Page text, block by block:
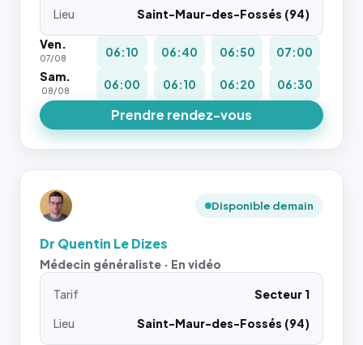
Lieu
Saint-Maur-des-Fossés (94)
Ven.
07/08 06:10 06:40 06:50
07:00
Sam.
08/08 06:00 06:10 06:20 06:30
Prendre rendez-vous
Disponible demain
Dr Quentin Le Dizes
Médecin généraliste · En vidéo
Tarif
Secteur 1
Lieu
Saint-Maur-des-Fossés (94)